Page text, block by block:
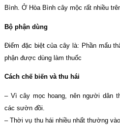
Bình. Ở Hòa Bình cây mộc rất nhiều
Bộ phận dùng
Điểm đặc biệt của cây là: Phần mẩu
phận được dùng làm thuốc
Cách chế biến và thu hái
– Vì cây mọc hoang, nên người dân
các sườn đồi.
– Thời vụ thu hái nhiều nhất thường